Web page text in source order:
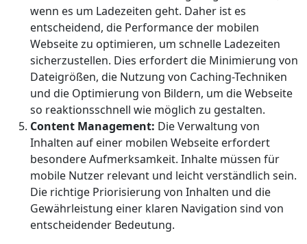
wenn es um Ladezeiten geht. Daher ist es
entscheidend, die Performance der mobilen
Webseite zu optimieren, um schnelle Ladezeiten
sicherzustellen. Dies erfordert die Minimierung von
Dateigrößen, die Nutzung von Caching-Techniken
und die Optimierung von Bildern, um die Webseite
so reaktionsschnell wie möglich zu gestalten.
Content Management: Die Verwaltung von
Inhalten auf einer mobilen Webseite erfordert
besondere Aufmerksamkeit. Inhalte müssen für
mobile Nutzer relevant und leicht verständlich sein.
Die richtige Priorisierung von Inhalten und die
Gewährleistung einer klaren Navigation sind von
entscheidender Bedeutung.